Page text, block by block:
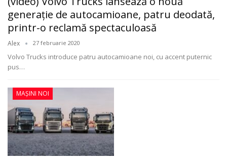
generație de autocamioane, patru deodată,
printr-o reclamă spectaculoasă
Alex 27 februarie 2020
Volvo Trucks introduce patru autocamioane noi, cu accent puternic
pus…
MAȘINI NOI